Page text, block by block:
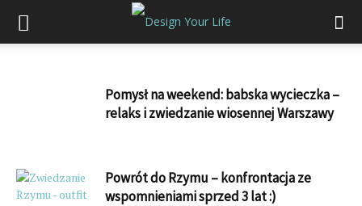
Pomysł na weekend: babska wycieczka –
relaks i zwiedzanie wiosennej Warszawy
Powrót do Rzymu – konfrontacja ze
wspomnieniami sprzed 3 lat :)